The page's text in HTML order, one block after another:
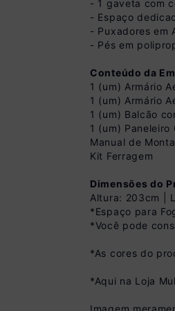
- 1 gaveta com
- Espaço
- Puxadores em
- Pés em
Conteúdo da
1 (um) Armário
1 (um) Armário
1 (um) Balcão
1 (um) Paneleiro
Manual de
Kit Ferragem
Dimensões do
Altura: 203cm |
*Espaço para
*Você pode
*As cores do
*Aqui na Loja